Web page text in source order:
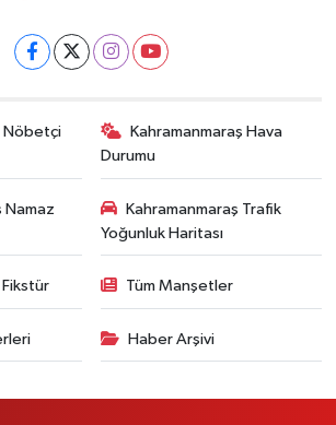
Nöbetçi
Kahramanmaraş Hava
Durumu
Namaz
Kahramanmaraş Trafik
Yoğunluk Haritası
Fikstür Tüm Manşetler
Haber Arşivi